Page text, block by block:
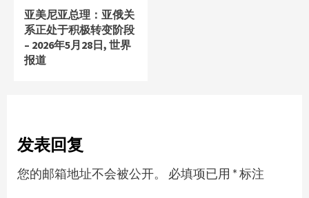
亚美尼亚总理：亚俄关
系正处于积极转变阶段
– 2026年5月28日, 世界
报道
发表回复
您的邮箱地址不会被公开。 必填项已用 *标注